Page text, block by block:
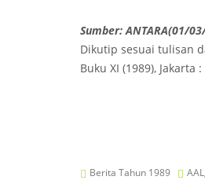
Sumber: ANTARA(01/
Dikutip sesuai tulisan
Buku XI (1989), Jakarta
Berita Tahun 1989 AAL